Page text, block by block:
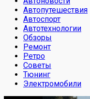
Автопутешествия
Автоспорт
Автотехнологии
Обзоры
Ремонт
Ретро
Советы
Тюнинг
Электромобили